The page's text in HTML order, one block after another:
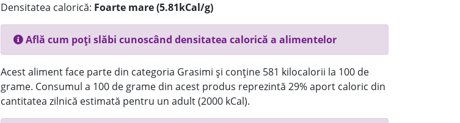
Densitatea calorică: Foarte mare (5.81kCal/g)
Află cum poți slăbi cunoscând densitatea calorică a alimentelor
Acest aliment face parte din categoria Grasimi și conține 581 kilocalorii la 100 de
grame. Consumul a 100 de grame din acest produs reprezintă 29% aport caloric din
cantitatea zilnică estimată pentru un adult (2000 kCal).